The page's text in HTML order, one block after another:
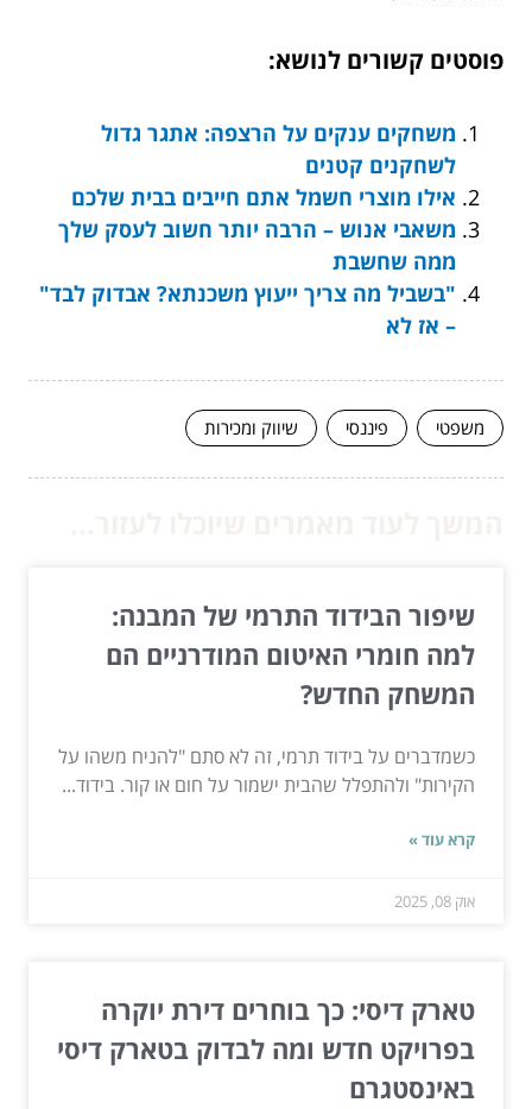
פוסטים קשורים לנושא:
משחקים ענקים על הרצפה: אתגר גדול
לשחקנים קטנים
אילו מוצרי חשמל אתם חייבים בבית שלכם
משאבי אנוש – הרבה יותר חשוב לעסק שלך
ממה שחשבת
"בשביל מה צריך ייעוץ משכנתא? אבדוק לבד"
– אז לא
משפטי פיננסי שיווק ומכירות
שיפור הבידוד התרמי של המבנה:
למה חומרי האיטום המודרניים הם
המשחק החדש?
כשמדברים על בידוד תרמי, זה לא סתם "להניח משהו על
הקירות" ולהתפלל שהבית ישמור על חום או קור. בידוד...
קרא עוד »
אוק 08, 2025
טארק דיסי: כך בוחרים דירת יוקרה
בפרויקט חדש ומה לבדוק בטארק דיסי
באינסטגרם